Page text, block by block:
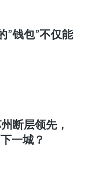
”钱包”不仅能
断层领先，
一城？